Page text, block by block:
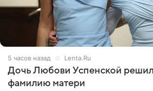
5 часов назад Lenta.Ru
Дочь Любови Успенской
фамилию матери